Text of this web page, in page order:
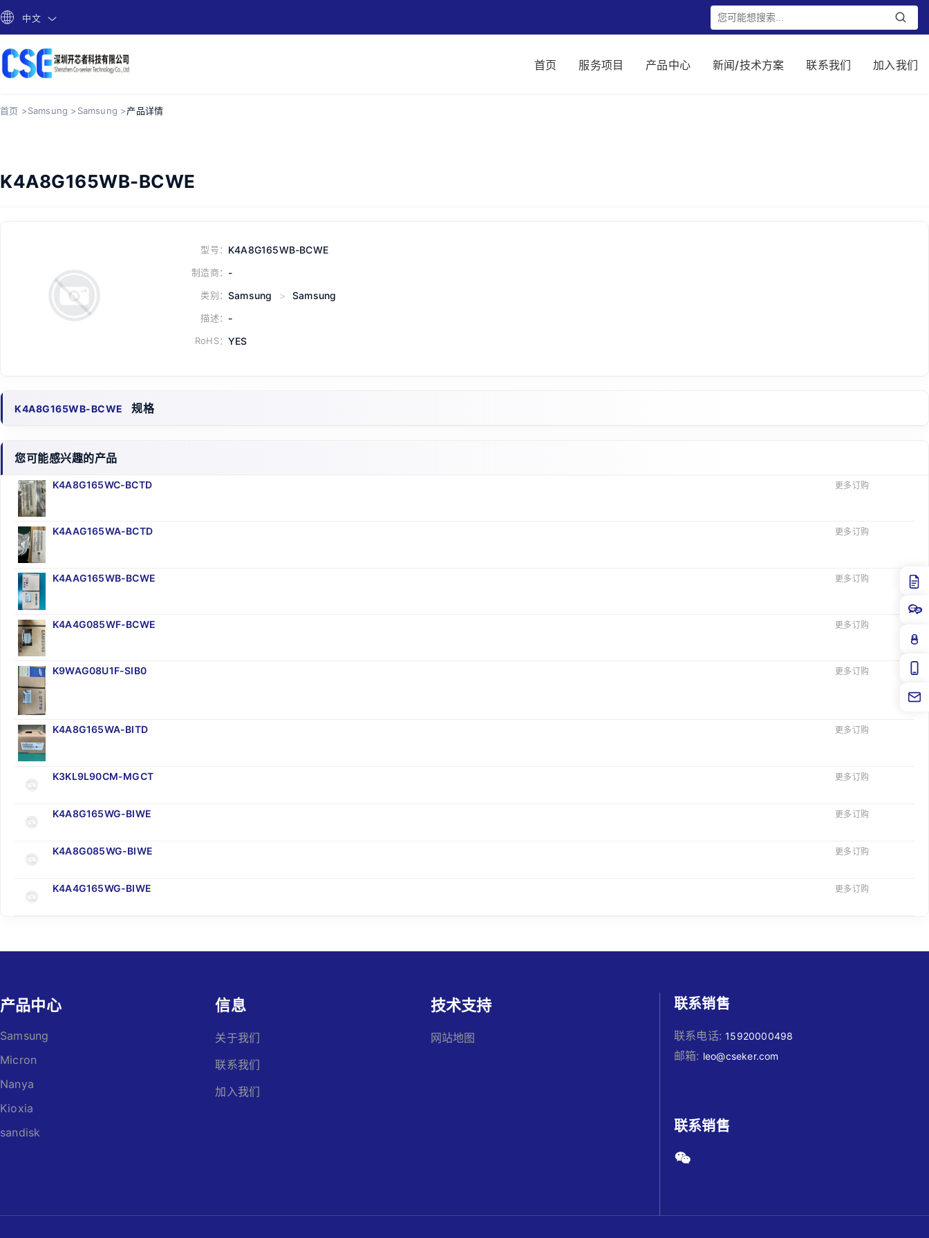
中文
首页 服务项目 产品中心 新闻/技术方案 联系我们 加入我们
首页 >Samsung >Samsung >产品详情
K4A8G165WB-BCWE
型号： K4A8G165WB-BCWE
制造商： -
类别： Samsung > Samsung
描述： -
RoHS： YES
K4A8G165WB-BCWE 规格
您可能感兴趣的产品
K4A8G165WC-BCTD 更多订购
K4AAG165WA-BCTD 更多订购
K4AAG165WB-BCWE 更多订购
K4A4G085WF-BCWE 更多订购
K9WAG08U1F-SIB0 更多订购
K4A8G165WA-BITD 更多订购
K3KL9L90CM-MGCT 更多订购
K4A8G165WG-BIWE 更多订购
K4A8G085WG-BIWE 更多订购
K4A4G165WG-BIWE 更多订购
产品中心
Samsung
Micron
Nanya
Kioxia
sandisk
信息
关于我们
联系我们
加入我们
技术支持
网站地图
联系销售
联系电话:15920000498
邮箱: leo@cseker.com
联系销售